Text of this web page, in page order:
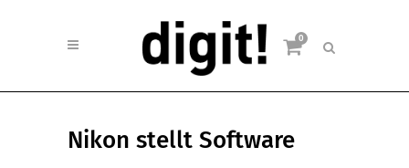
0
Nikon stellt Software